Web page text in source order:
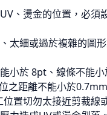
、燙金的位置，必須
太細或過於複雜的圖
小於 8pt、線條不能
之距離不能小於0.7mm
置切勿太接近剪裁線